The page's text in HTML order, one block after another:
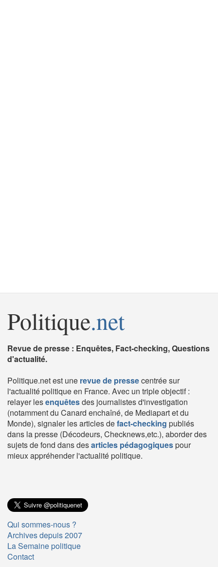
Politique.net
Revue de presse : Enquêtes, Fact-checking, Questions
d'actualité.
Politique.net est une revue de pressecentrée sur
l'actualité politique en France. Avec un triple objectif :
relayer lesenquêtesdes journalistes d'investigation
(notamment du Canard enchaîné, de Mediapart et du
Monde), signaler les articles defact-checking publiés
dans la presse (Décodeurs, Checknews,etc.), aborder des
sujets de fond dans desarticles pédagogiquespour
mieux appréhender l'actualité politique.
Qui sommes-nous ?
Archives depuis 2007
La Semaine politique
Contact